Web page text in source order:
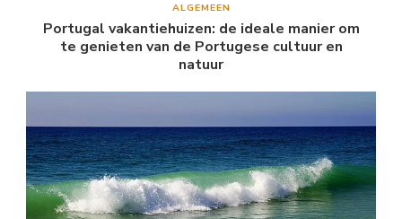
ALGEMEEN
Portugal vakantiehuizen: de ideale manier om
te genieten van de Portugese cultuur en
natuur